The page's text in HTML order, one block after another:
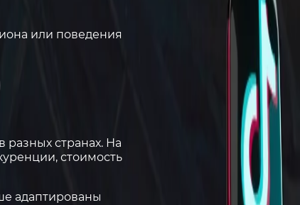
или поведения
разных странах. На
стоимость
адаптированы